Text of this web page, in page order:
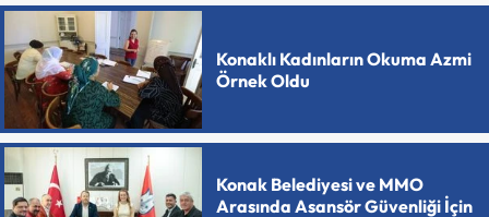
Konaklı Kadınların Okuma Azmi
Örnek Oldu
Konak Belediyesi ve MMO
Arasında Asansör Güvenliği İçin